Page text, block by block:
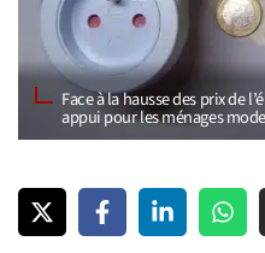
Face à la hausse des prix de
appui pour les ménages